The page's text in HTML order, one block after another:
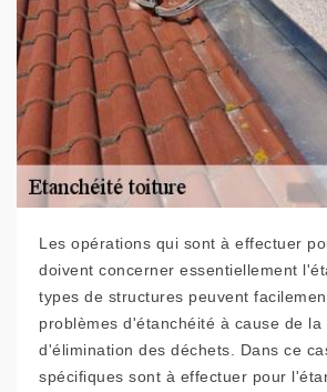
Les opérations qui sont à effectuer
doivent concerner essentiellement
types de structures peuvent
problèmes d'étanchéité à cause de la
d'élimination des déchets. Dans ce
spécifiques sont à effectuer pour